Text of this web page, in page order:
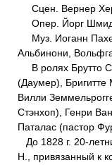
Сцен. Вернер
Опер. Йорг
Муз. Иоганн
Альбинони,
В ролях Брутто С.
(Даумер), Бригитте
Вилли
Стэнхоп), Генри
Паталас (пастор
До 1828 г. 20-
Н., привязанный к